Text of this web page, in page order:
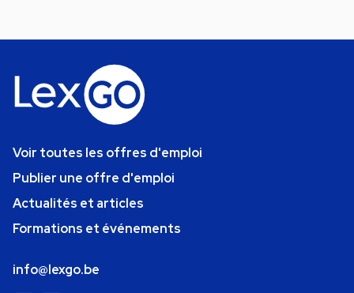
Voir toutes les offres d'emploi
Publier une offre d'emploi
Actualités et articles
Formations et événements
info@lexgo.be